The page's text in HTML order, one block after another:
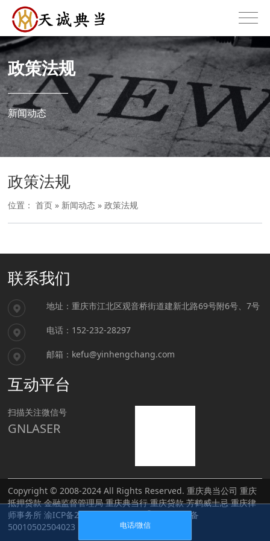
政策法规
新闻动态
政策法规
位置：首页 » 新闻动态 »政策法规
联系我们
地址：重庆市江北区观音桥街道建新北路69号附6号、7号
电话：152-232-28297
邮箱：kefu@yinhengchang.com
互动平台
扫描关注微信号
GNLASER
Copyright © 2008-2024 All Rights Reserved.重庆典当公司 重庆
抵押贷款 金融监督管理局 重庆典当行 重庆贷款 芳鹤威士忌 重庆律
师事务所 渝ICP备2022002491号-1
渝公网安备
50010502504023
电话/微信